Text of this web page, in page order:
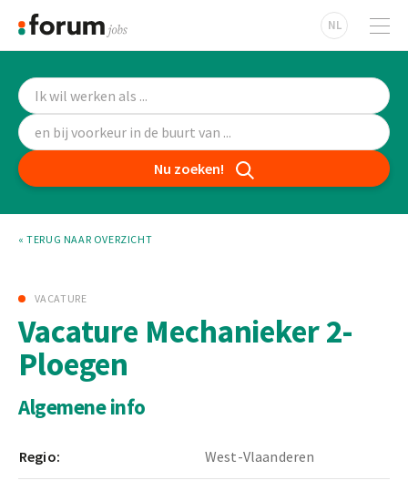
NL
Nu zoeken!
« TERUG NAAR OVERZICHT
VACATURE
Vacature Mechanieker 2-
Ploegen
Algemene info
Regio: West-Vlaanderen